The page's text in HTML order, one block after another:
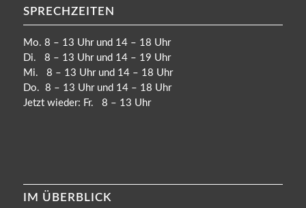
SPRECHZEITEN
Mo. 8 – 13 Uhr und 14 – 18 Uhr
Di. 8 – 13 Uhr und 14 – 19 Uhr
Mi. 8 – 13 Uhr und 14 – 18 Uhr
Do. 8 – 13 Uhr und 14 – 18 Uhr
Jetzt wieder: Fr. 8 – 13 Uhr
IM ÜBERBLICK